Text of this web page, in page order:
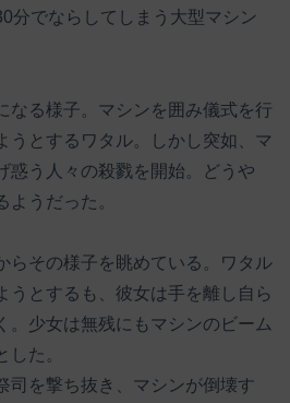
分でならしてしまう大型マシン
なる様子。マシンを囲み儀式を行
うとするワタル。しかし突如、マ
惑う人々の殺戮を開始。どうや
ようだった。
らその様子を眺めている。ワタル
うとするも、彼女は手を離し自ら
。少女は無残にもマシンのビーム
た。
司を撃ち抜き、マシンが倒壊す